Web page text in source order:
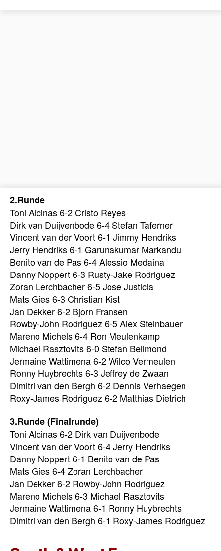
2.Runde
Toni Alcinas 6-2 Cristo Reyes
Dirk van Duijvenbode 6-4 Stefan Taferner
Vincent van der Voort 6-1 Jimmy Hendriks
Jerry Hendriks 6-1 Garunakumar Markandu
Benito van de Pas 6-4 Alessio Medaina
Danny Noppert 6-3 Rusty-Jake Rodriguez
Zoran Lerchbacher 6-5 Jose Justicia
Mats Gies 6-3 Christian Kist
Jan Dekker 6-2 Bjorn Fransen
Rowby-John Rodriguez 6-5 Alex Steinbauer
Mareno Michels 6-4 Ron Meulenkamp
Michael Rasztovits 6-0 Stefan Bellmond
Jermaine Wattimena 6-2 Wilco Vermeulen
Ronny Huybrechts 6-3 Jeffrey de Zwaan
Dimitri van den Bergh 6-2 Dennis Verhaegen
Roxy-James Rodriguez 6-2 Matthias Dietrich
3.Runde (Finalrunde)
Toni Alcinas 6-2 Dirk van Duijvenbode
Vincent van der Voort 6-4 Jerry Hendriks
Danny Noppert 6-1 Benito van de Pas
Mats Gies 6-4 Zoran Lerchbacher
Jan Dekker 6-2 Rowby-John Rodriguez
Mareno Michels 6-3 Michael Rasztovits
Jermaine Wattimena 6-1 Ronny Huybrechts
Dimitri van den Bergh 6-1 Roxy-James Rodriguez